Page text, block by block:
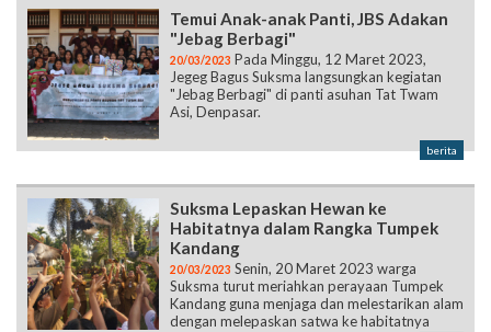
Temui Anak-anak Panti, JBS Adakan
"Jebag Berbagi"
20/03/2023 Pada Minggu, 12 Maret 2023,
Jegeg Bagus Suksma langsungkan kegiatan
"Jebag Berbagi" di panti asuhan Tat Twam
Asi, Denpasar.
berita
Suksma Lepaskan Hewan ke
Habitatnya dalam Rangka Tumpek
Kandang
20/03/2023 Senin, 20 Maret 2023 warga
Suksma turut meriahkan perayaan Tumpek
Kandang guna menjaga dan melestarikan alam
dengan melepaskan satwa ke habitatnya